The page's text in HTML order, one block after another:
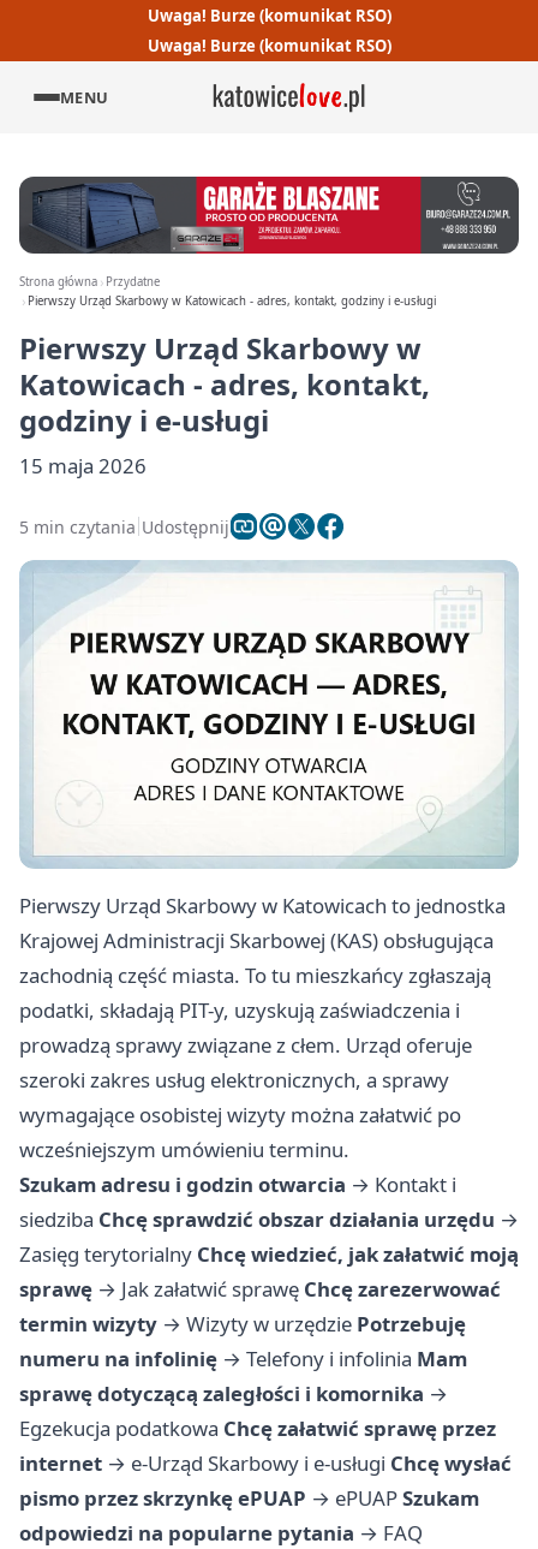
Uwaga! Burze (komunikat RSO)
Uwaga! Burze (komunikat RSO)
MENU
Strona główna
Przydatne
Pierwszy Urząd Skarbowy w Katowicach - adres, kontakt, godziny i e-usługi
Pierwszy Urząd Skarbowy w
Katowicach - adres, kontakt,
godziny i e-usługi
15 maja 2026
5 min czytania Udostępnij
Pierwszy Urząd Skarbowy w Katowicach to jednostka
Krajowej Administracji Skarbowej (KAS) obsługująca
zachodnią część miasta. To tu mieszkańcy zgłaszają
podatki, składają PIT-y, uzyskują zaświadczenia i
prowadzą sprawy związane z cłem. Urząd oferuje
szeroki zakres usług elektronicznych, a sprawy
wymagające osobistej wizyty można załatwić po
wcześniejszym umówieniu terminu.
Szukam adresu i godzin otwarcia → Kontakt i
siedziba Chcę sprawdzić obszar działania urzędu →
Zasięg terytorialny Chcę wiedzieć, jak załatwić moją
sprawę → Jak załatwić sprawę Chcę zarezerwować
termin wizyty → Wizyty w urzędzie Potrzebuję
numeru na infolinię → Telefony i infolinia Mam
sprawę dotyczącą zaległości i komornika →
Egzekucja podatkowa Chcę załatwić sprawę przez
internet → e-Urząd Skarbowy i e-usługi Chcę wysłać
pismo przez skrzynkę ePUAP → ePUAPSzukam
odpowiedzi na popularne pytania → FAQ